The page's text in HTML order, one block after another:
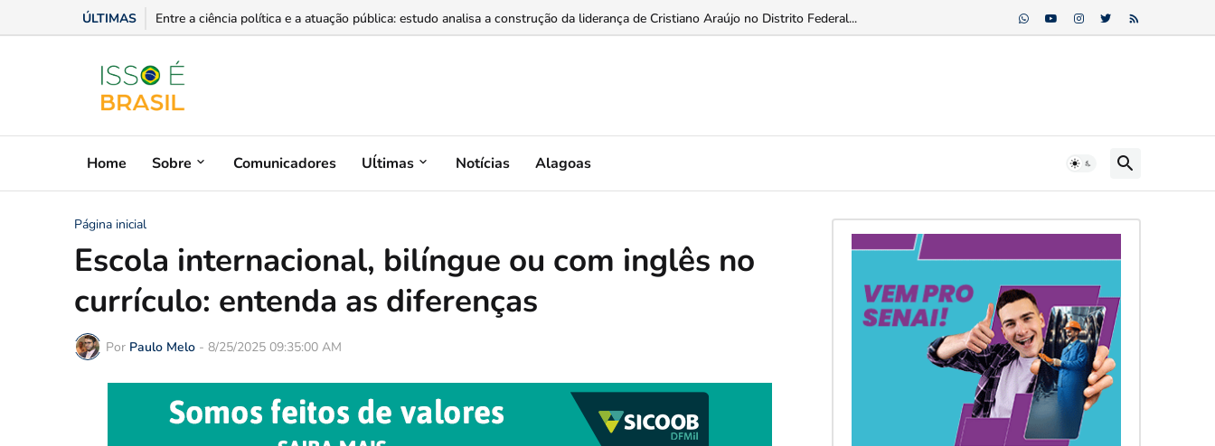
ÚLTIMAS Supermercados transformam o Wi-Fi em ferramenta estratégica para fidelizar clientes...
Home Sobre Comunicadores Uĺtimas Notícias Alagoas
Página inicial
Escola internacional, bilíngue ou com inglês no
currículo: entenda as diferenças
Por Paulo Melo - 8/25/2025 09:35:00 AM